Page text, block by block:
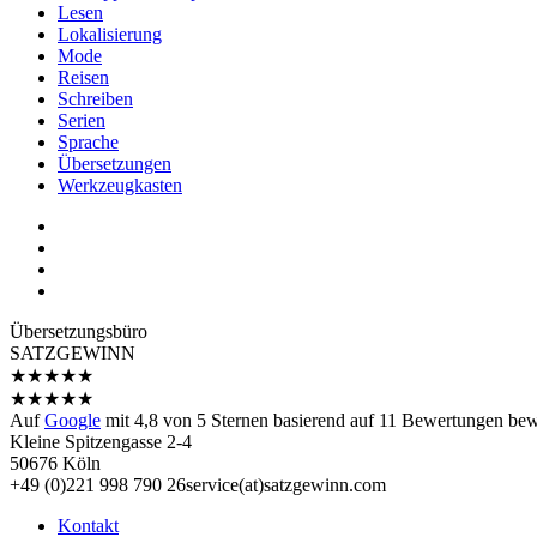
Lesen
Lokalisierung
Mode
Reisen
Schreiben
Serien
Sprache
Übersetzungen
Werkzeugkasten
Übersetzungs­büro
SATZGEWINN
★★★★★
★★★★★
AufGoogle mit 4,8 von 5 Sternen basierend auf 11 Bewertungen
Kleine Spitzengasse 2-4
50676 Köln
+49 (0)221 998 790 26service(at)satz­gewinn.com
Kontakt